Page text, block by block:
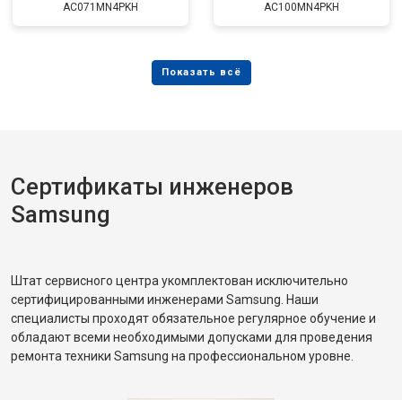
AC071MN4PKH AC100MN4PKH
Сертификаты инженеров
Samsung
Штат сервисного центра укомплектован исключительно
сертифицированными инженерами Samsung. Наши
специалисты проходят обязательное регулярное обучение и
обладают всеми необходимыми допусками для проведения
ремонта техники Samsung на профессиональном уровне.